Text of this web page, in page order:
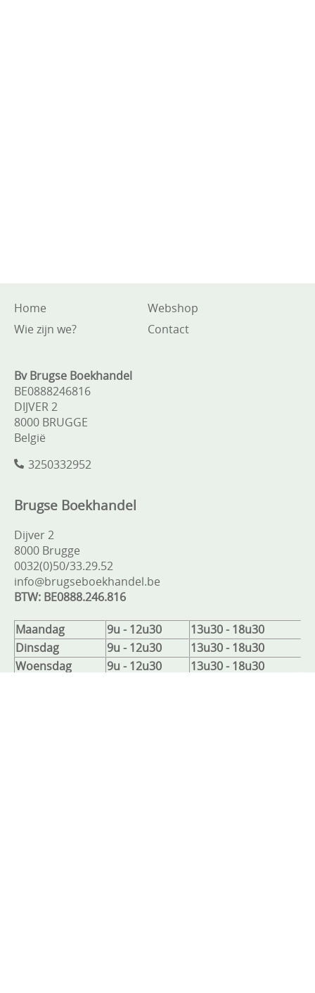
Home
Webshop
Wie zijn we?
Contact
Bv Brugse Boekhandel
BE0888246816
DIJVER 2
8000 BRUGGE
België
3250332952
Brugse Boekhandel
Dijver 2
8000 Brugge
0032(0)50/33.29.52
info@brugseboekhandel.be
BTW: BE0888.246.816
Maandag 9u - 12u30
13u30 - 18u30
Dinsdag
9u - 12u30
13u30 - 18u30
Woensdag
9u - 12u30
13u30 - 18u30